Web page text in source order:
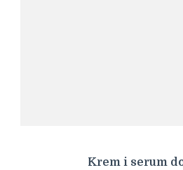
Krem i serum